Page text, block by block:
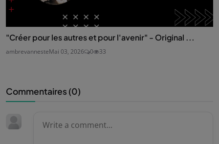
"Créer pour les autres et pour l'avenir" - Original ...
ambrevannesteMai 03, 2026 0 33
Commentaires (0)